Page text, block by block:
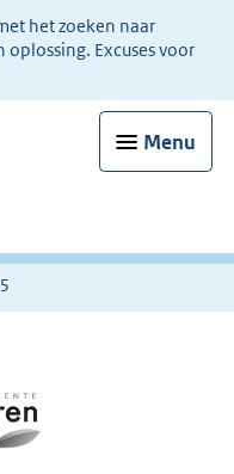
het zoeken naar
oplossing. Excuses voor
Menu